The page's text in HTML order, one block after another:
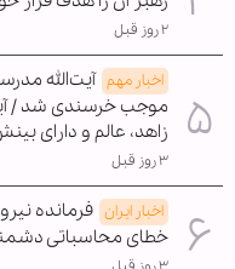
۲ روز قبل
اخبار مهم آیت‌الله
موجب خرسندی شد /
زاهد، عالم و دارای
۳ روز قبل
اخبار ایران فرمانده
خطای محاسباتی